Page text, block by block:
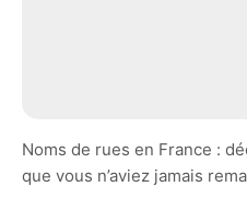
Noms de rues en France :
que vous n’aviez jamais